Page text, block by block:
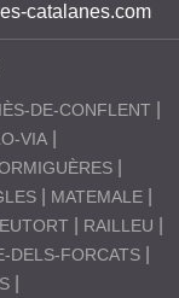
catalanes.com
DE-CONFLENT
VIA
MATEMALE
RAILLEU
DELS-FORCATS